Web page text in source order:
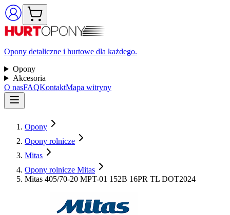
Opony detaliczne i hurtowe dla każdego.
Opony
Akcesoria
O nasFAQKontaktMapa witryny
Opony
Opony rolnicze
Mitas
Opony rolnicze Mitas
Mitas 405/70-20 MPT-01 152B 16PR TL DOT2024